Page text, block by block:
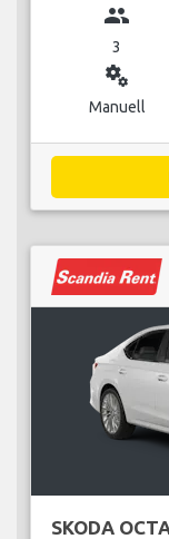
group
3
miscellaneous_services
Manuell
SKODA